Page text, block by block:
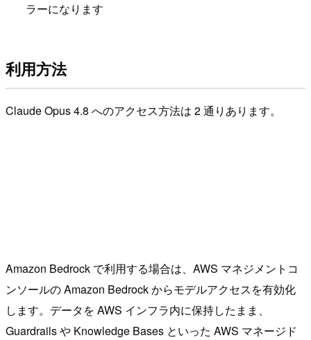
ラーになります
利用方法
Claude Opus 4.8 へのアクセス方法は 2 通りあります。
Amazon Bedrock で利用する場合は、AWS マネジメントコ
ンソールの Amazon Bedrock からモデルアクセスを有効化
します。データを AWS インフラ内に保持したまま、
Guardrails や Knowledge Bases といった AWS マネージド